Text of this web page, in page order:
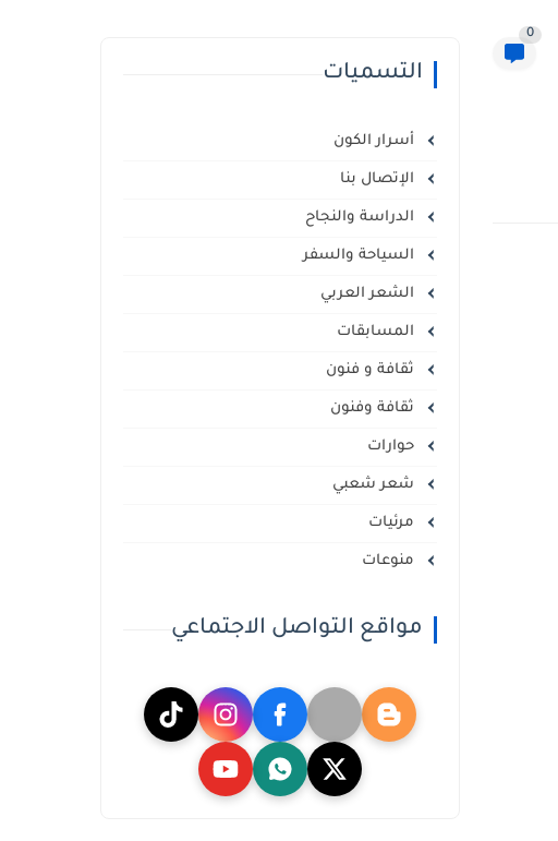
0
التسميات
أسرار الكون
الإتصال بنا
الدراسة والنجاح
السياحة والسفر
الشعر العربي
المسابقات
ثقافة و فنون
ثقافة وفنون
حوارات
شعر شعبي
مرئيات
منوعات
مواقع التواصل الاجتماعي